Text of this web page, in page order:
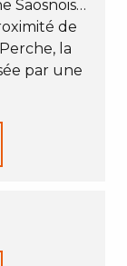
Saosnois…
de
la
par une